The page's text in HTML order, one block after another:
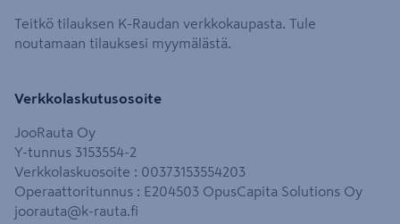
Teitkö tilauksen K-Raudan verkkokaupasta. Tule
noutamaan tilauksesi myymälästä.
Verkkolaskutusosoite
JooRauta Oy
Y-tunnus 3153554-2
Verkkolaskuosoite : 00373153554203
Operaattoritunnus : E204503 OpusCapita Solutions Oy
joorauta@k-rauta.fi